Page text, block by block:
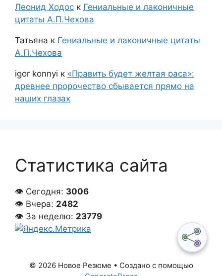
Леонид Ходос к Гениальные и лаконичные
цитаты А.П.Чехова
Татьяна к Гениальные и лаконичные цитаты
А.П.Чехова
igor konnyi к «Править будет желтая раса»:
древнее пророчество сбывается прямо на
наших глазах
Статистика сайта
👁 Сегодня: 3006
👁 Вчера: 2482
👁 За неделю: 23779
© 2026 Новое Резюме • Создано с помощью